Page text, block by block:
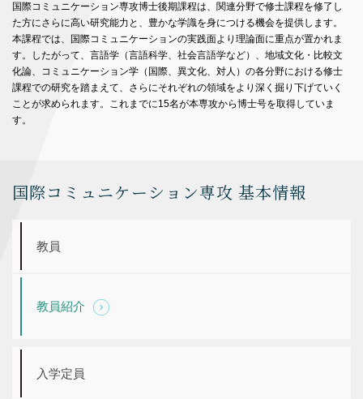
国際コミュニケーション専攻博士後期課程は、関連分野で修士課程を修了し
た方にさらに高い研究能力と、豊かな学識を身につける機会を提供します。
本課程では、国際コミュニケーションの実践面より理論面に重点が置かれま
す。したがって、言語学（言語科学、社会言語学など）、地域文化・比較文
化論、コミュニケーション学（国際、異文化、対人）の各分野における修士
課程での研究を踏まえて、さらにそれぞれの領域をより深く掘り下げていく
ことが求められます。これまでに15名が本専攻から博士号を取得していま
す。
国際コミュニケーション専攻 基本情報
教員
教員紹介
入学定員